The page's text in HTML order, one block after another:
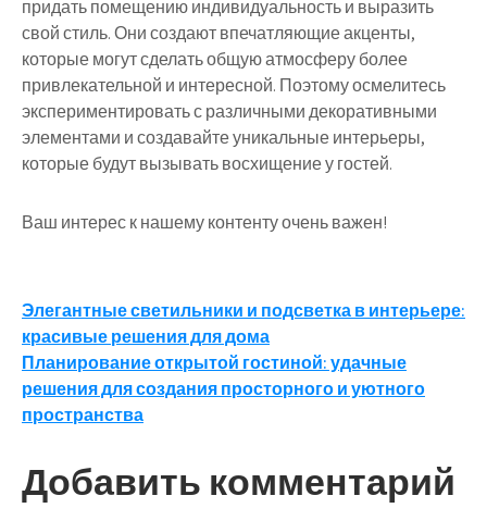
придать помещению индивидуальность и выразить
свой стиль. Они создают впечатляющие акценты,
которые могут сделать общую атмосферу более
привлекательной и интересной. Поэтому осмелитесь
экспериментировать с различными декоративными
элементами и создавайте уникальные интерьеры,
которые будут вызывать восхищение у гостей.
Ваш интерес к нашему контенту очень важен!
Навигация
по
записям
Элегантные светильники и подсветка в интерьере:
красивые решения для дома
Планирование открытой гостиной: удачные
решения для создания просторного и уютного
пространства
Добавить комментарий